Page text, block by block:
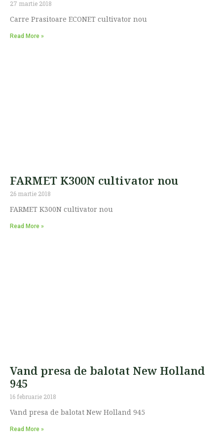
27 martie 2018
Carre Prasitoare ECONET cultivator nou
Read More »
FARMET K300N cultivator nou
26 martie 2018
FARMET K300N cultivator nou
Read More »
Vand presa de balotat New Holland
945
16 februarie 2018
Vand presa de balotat New Holland 945
Read More »